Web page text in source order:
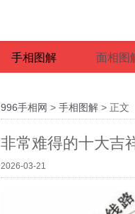
手相图解 面相图
996手相网 > 手相图解 > 正文
非常难得的十大吉
2026-03-21